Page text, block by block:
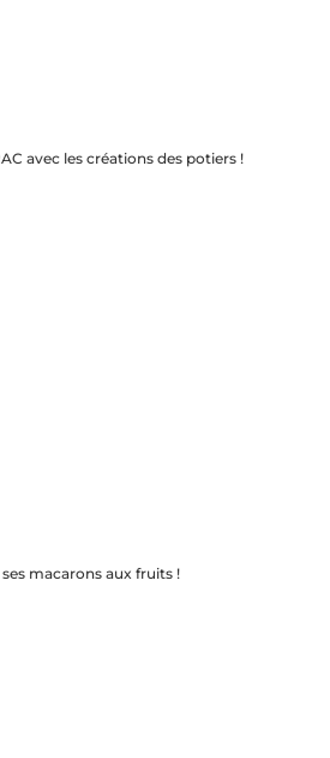
avec les créations des potiers !
ses macarons aux fruits !